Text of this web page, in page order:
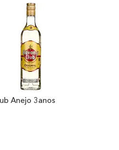
Anejo 3anos